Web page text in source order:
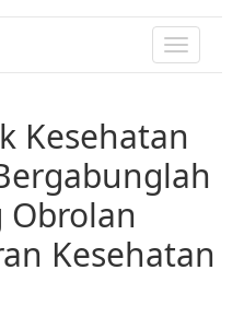
TOGGLE
Kesehatan
Obrolan
Kesehatan